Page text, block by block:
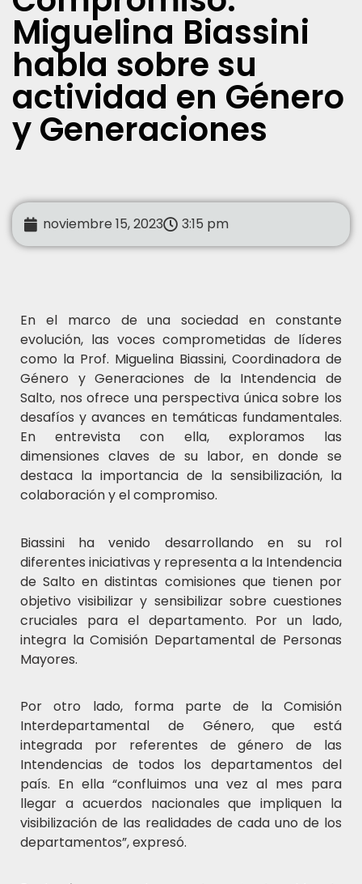
Miguelina Biassini
habla sobre su
actividad en Género
y Generaciones
noviembre 15, 2023 3:15 pm
En el marco de una sociedad en constante
evolución, las voces comprometidas de líderes
como la Prof. Miguelina Biassini, Coordinadora de
Género y Generaciones de la Intendencia de
Salto, nos ofrece una perspectiva única sobre los
desafíos y avances en temáticas fundamentales.
En entrevista con ella, exploramos las
dimensiones claves de su labor, en donde se
destaca la importancia de la sensibilización, la
colaboración y el compromiso.
Biassini ha venido desarrollando en su rol
diferentes iniciativas y representa a la Intendencia
de Salto en distintas comisiones que tienen por
objetivo visibilizar y sensibilizar sobre cuestiones
cruciales para el departamento. Por un lado,
integra la Comisión Departamental de Personas
Mayores.
Por otro lado, forma parte de la Comisión
Interdepartamental de Género, que está
integrada por referentes de género de las
Intendencias de todos los departamentos del
país. En ella “confluimos una vez al mes para
llegar a acuerdos nacionales que impliquen la
visibilización de las realidades de cada uno de los
departamentos”, expresó.